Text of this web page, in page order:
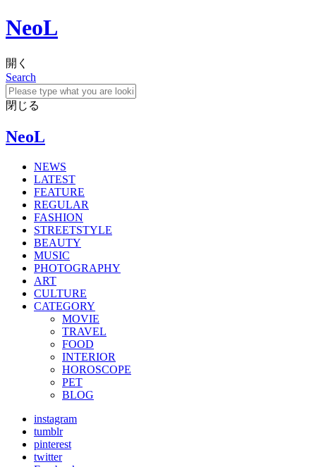
NeoL
開く
Search
閉じる
NeoL
NEWS
LATEST
FEATURE
REGULAR
FASHION
STREETSTYLE
BEAUTY
MUSIC
PHOTOGRAPHY
ART
CULTURE
CATEGORY
MOVIE
TRAVEL
FOOD
INTERIOR
HOROSCOPE
PET
BLOG
instagram
tumblr
pinterest
twitter